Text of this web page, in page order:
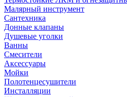
Малярный инструмент
Сантехника
Донные клапаны
Душевые уголки
Ванны
Смесители
Аксессуары
Мойки
Полотенцесушители
Инсталляции